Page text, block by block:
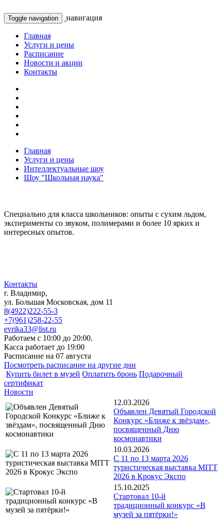
Toggle navigation навигация
Главная
Услуги и цены
Расписание
Новости и акции
Контакты
Главная
Услуги и цены
Интеллектуальные шоу
Шоу "Школьная наука"
Специально для класса школьников: опыты с сухим льдом,
эксперименты со звуком, полимерами и более 10 ярких и
интересных опытов.
Контакты
г. Владимир,
ул. Большая Московская, дом 11
8(4922)222-55-3
+7(961)258-22-55
evrika33@list.ru
Работаем с 10:00 до 20:00.
Касса работает до 19:00
Расписание на 07 августа
Посмотреть расписание на другие дни
Купить билет в музей Оплатить бронь Подарочный
сертификат
Новости
12.03.2026
Объявлен Девятый Городской
Конкурс «Ближе к звёздам»,
посвященный Дню
космонавтики
10.03.2026
С 11 по 13 марта 2026
туристическая выставка MITT
2026 в Крокус Экспо
15.10.2025
Стартовал 10-й
традиционный конкурс «В
музей за пятёрки!»